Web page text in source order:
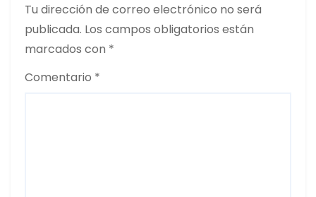
a
s
Tu dirección de correo electrónico no será
publicada. Los campos obligatorios están
marcados con *
Comentario *